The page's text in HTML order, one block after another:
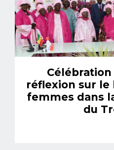
Célébration
réflexion sur le
femmes dans
du